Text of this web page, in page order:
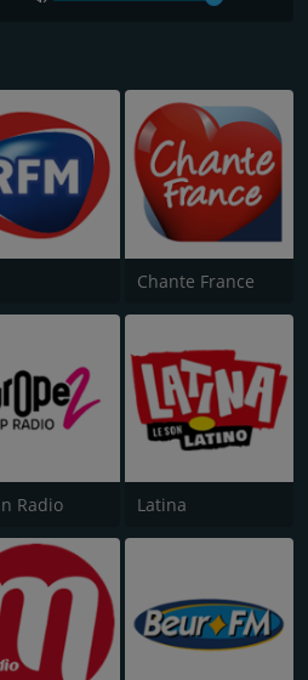
Chante France
Radio Latina